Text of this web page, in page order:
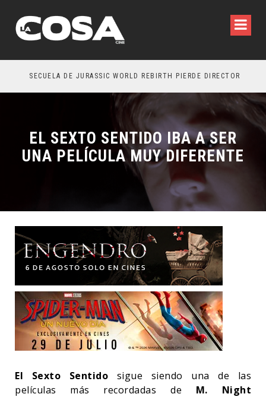
SECUELA DE JURASSIC WORLD REBIRTH PIERDE DIRECTOR
EL SEXTO SENTIDO IBA A SER
UNA PELÍCULA MUY DIFERENTE
El Sexto Sentido sigue siendo una de las
películas más recordadas de M. Night